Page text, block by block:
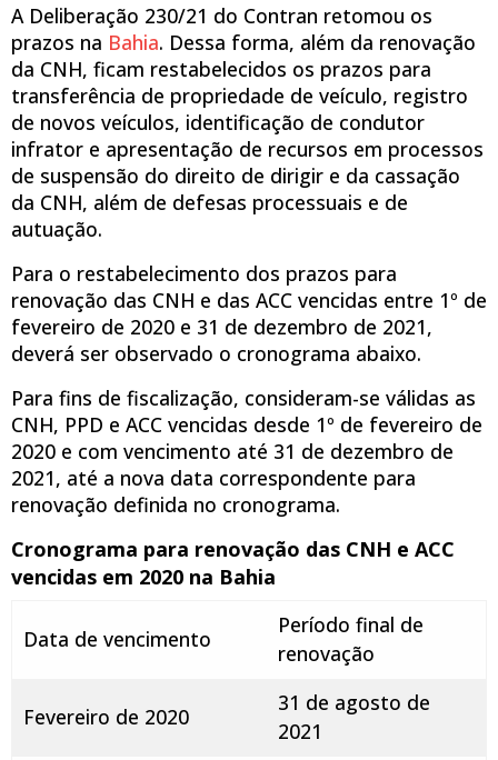
A Deliberação 230/21 do Contran retomou os
prazos na Bahia. Dessa forma, além da renovação
da CNH, ficam restabelecidos os prazos para
transferência de propriedade de veículo, registro
de novos veículos, identificação de condutor
infrator e apresentação de recursos em processos
de suspensão do direito de dirigir e da cassação
da CNH, além de defesas processuais e de
autuação.
Para o restabelecimento dos prazos para
renovação das CNH e das ACC vencidas entre 1º de
fevereiro de 2020 e 31 de dezembro de 2021,
deverá ser observado o cronograma abaixo.
Para fins de fiscalização, consideram-se válidas as
CNH, PPD e ACC vencidas desde 1º de fevereiro de
2020 e com vencimento até 31 de dezembro de
2021, até a nova data correspondente para
renovação definida no cronograma.
Cronograma para renovação das CNH e ACC
vencidas em 2020 na Bahia
Data de vencimento
Período final de
renovação
Fevereiro de 2020
31 de agosto de
2021